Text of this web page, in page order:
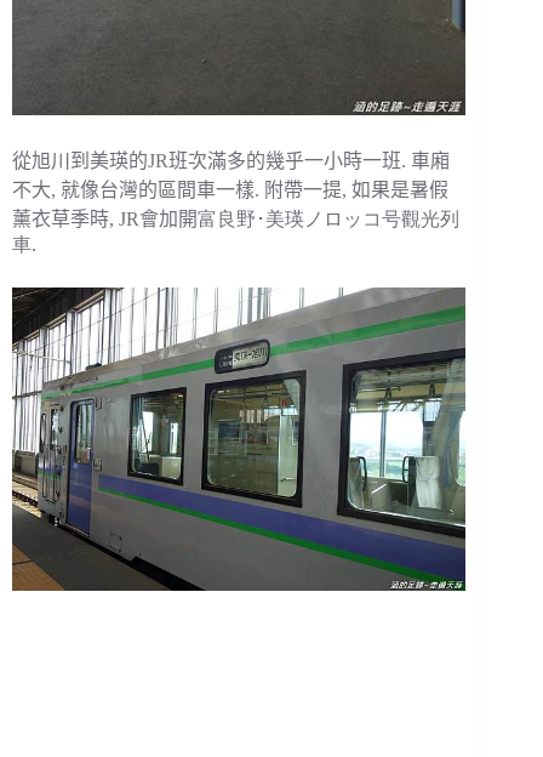
從旭川到美瑛的JR班次滿多的幾乎一小時一班. 車廂
不大, 就像台灣的區間車一樣. 附帶一提, 如果是暑假
薰衣草季時, JR會加開富良野･美瑛ノロッコ号觀光列
車.